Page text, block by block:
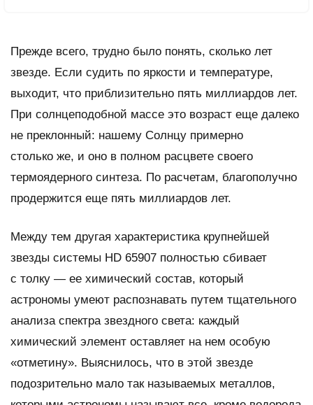
Прежде всего, трудно было понять, сколько лет
звезде. Если судить по яркости и температуре,
выходит, что приблизительно пять миллиардов лет.
При солнцеподобной массе это возраст еще далеко
не преклонный: нашему Солнцу примерно
столько же, и оно в полном расцвете своего
термоядерного синтеза. По расчетам, благополучно
продержится еще пять миллиардов лет.
Между тем другая характеристика крупнейшей
звезды системы HD 65907 полностью сбивает
с толку — ее химический состав, который
астрономы умеют распознавать путем тщательного
анализа спектра звездного света: каждый
химический элемент оставляет на нем особую
«отметину». Выяснилось, что в этой звезде
подозрительно мало так называемых металлов,